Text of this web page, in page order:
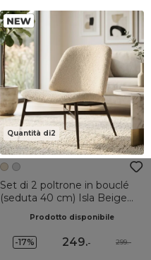
Quantità di2
Set di 2 poltrone in bouclé
(seduta 40 cm) Isla Beige
Prodotto disponibile
-17% 249.- 299.-